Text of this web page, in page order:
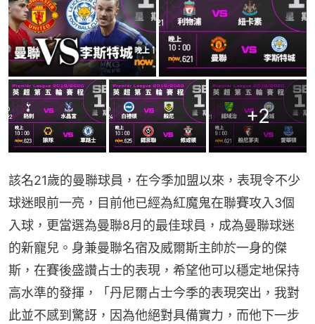
+2
該名21歲的曼聯球員，在今季加盟以來，表現令不少
球迷眼前一亮，目前他已經為紅魔鬼在聯賽攻入3個
入球，更當選為曼聯8月的最佳球員，成為曼聯球迷
的新寵兒。身兼曼聯名宿及威爾斯主帥於一身的傑
斯，在賽後盛讚占士的表現，希望他可以穩定地保持
高水準的發揮，「丹尼爾占士今季的表現突出，我對
此並不感到驚訝，因為他絕對具備實力，而他下一步